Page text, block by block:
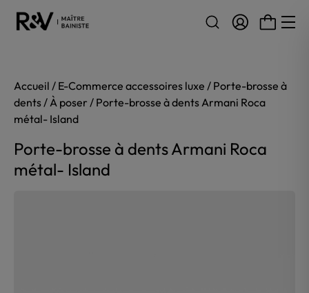
Accueil / E-Commerce accessoires luxe / Porte-brosse à
dents/À poser / Porte-brosse à dents Armani Roca
métal- Island
Porte-brosse à dents Armani Roca
métal- Island